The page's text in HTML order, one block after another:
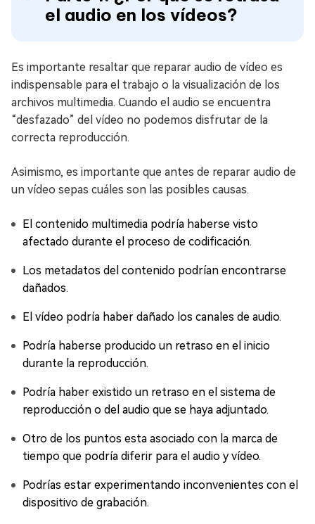
el audio en los vídeos?
Es importante resaltar que reparar audio de vídeo es
indispensable para el trabajo o la visualización de los
archivos multimedia. Cuando el audio se encuentra
“desfazado” del vídeo no podemos disfrutar de la
correcta reproducción.
Asimismo, es importante que antes de reparar audio de
un vídeo sepas cuáles son las posibles causas.
El contenido multimedia podría haberse visto
afectado durante el proceso de codificación.
Los metadatos del contenido podrían encontrarse
dañados.
El vídeo podría haber dañado los canales de audio.
Podría haberse producido un retraso en el inicio
durante la reproducción.
Podría haber existido un retraso en el sistema de
reproducción o del audio que se haya adjuntado.
Otro de los puntos esta asociado con la marca de
tiempo que podría diferir para el audio y vídeo.
Podrías estar experimentando inconvenientes con el
dispositivo de grabación.